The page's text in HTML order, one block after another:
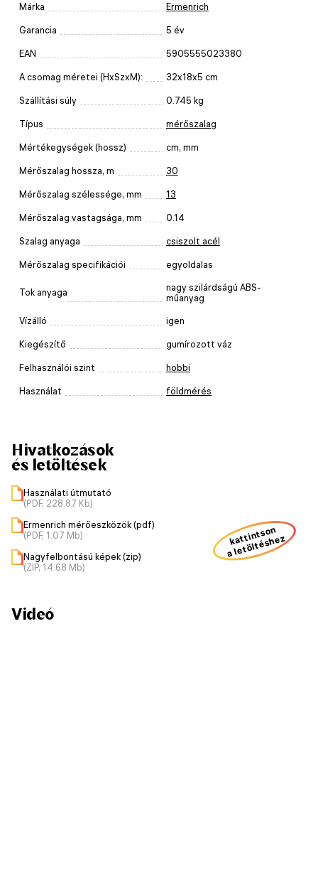
Márka Ermenrich
Garancia 5 év
EAN 5905555023380
A csomag méretei (HxSzxM): 32x18x5 cm
Szállítási súly 0.745 kg
Típus mérőszalag
Mértékegységek (hossz) cm, mm
Mérőszalag hossza, m 30
Mérőszalag szélessége, mm 13
Mérőszalag vastagsága, mm 0.14
Szalag anyaga csiszolt acél
Mérőszalag specifikációi egyoldalas
Tok anyaga
nagy szilárdságú ABS-
műanyag
Vízálló igen
Kiegészítő gumírozott váz
Felhasználói szint hobbi
Használat földmérés
Hivatkozások
és letöltések
Használati útmutató
(PDF, 228.87 Kb)
Ermenrich mérőeszközök (pdf)
(PDF, 1.07 Mb)
Nagyfelbontású képek (zip)
(ZIP, 14.68 Mb)
kattintson
a letöltéshez
Videó